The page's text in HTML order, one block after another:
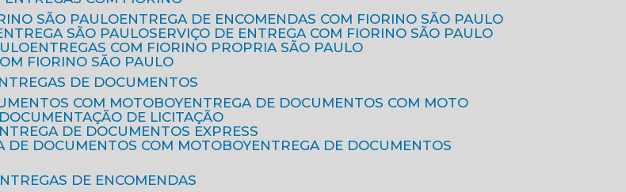
SÃO PAULO
ENTREGA DE ENCOMENDAS COM FIORINO SÃO PAULO
SÃO PAULO
SERVIÇO DE ENTREGA COM FIORINO SÃO PAULO
ENTREGAS COM FIORINO PROPRIA SÃO PAULO
FIORINO SÃO PAULO
ENTREGAS DE DOCUMENTOS
COM MOTOBOY
ENTREGA DE DOCUMENTOS COM MOTO
DOCUMENTAÇÃO DE LICITAÇÃO
ENTREGA DE DOCUMENTOS EXPRESS
DE DOCUMENTOS COM MOTOBOY
ENTREGA DE DOCUMENTOS
ENTREGAS DE ENCOMENDAS